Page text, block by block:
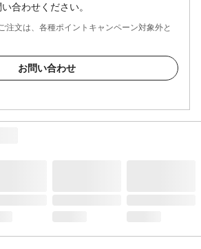
合わせください。
注文は、各種ポイントキャンペーン対象外と
お問い合わせ